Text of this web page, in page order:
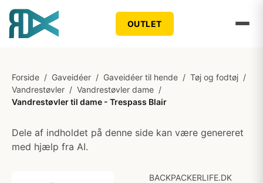
OUTLET
Forside / Gaveidéer / Gaveidéer til hende / Tøj og fodtøj /
Vandrestøvler / Vandrestøvler dame /
Vandrestøvler til dame - Trespass Blair
Dele af indholdet på denne side kan være genereret
med hjælp fra AI.
BACKPACKERLIFE.DK